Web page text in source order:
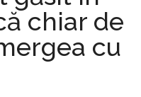
chiar de
cu